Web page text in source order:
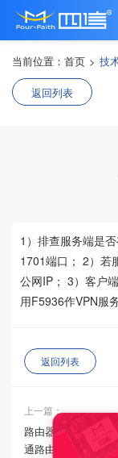
当前位置： 首页 > 技
返回列表
1）排查服务端是
1701端口； 2）若
公网IP； 3）客户
用F5936作VPN服
返回列表
上一篇：
路由器PPTP/
通路由器LAN口IP